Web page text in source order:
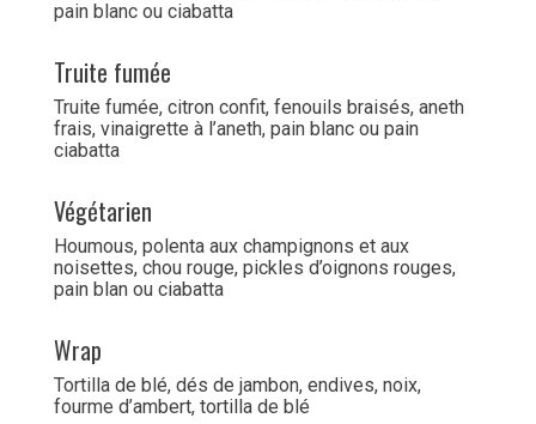
pain blanc ou ciabatta
Truite fumée
Truite fumée, citron confit, fenouils braisés, aneth
frais, vinaigrette à l’aneth, pain blanc ou pain
ciabatta
Végétarien
Houmous, polenta aux champignons et aux
noisettes, chou rouge, pickles d’oignons rouges,
pain blan ou ciabatta
Wrap
Tortilla de blé, dés de jambon, endives, noix,
fourme d’ambert, tortilla de blé